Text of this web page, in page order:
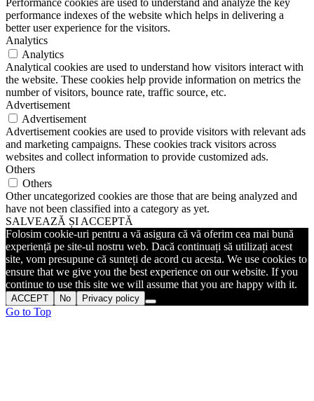
performance indexes of the website which helps in delivering a
better user experience for the visitors.
Analytics
Analytics
Analytical cookies are used to understand how visitors interact with
the website. These cookies help provide information on metrics the
number of visitors, bounce rate, traffic source, etc.
Advertisement
Advertisement
Advertisement cookies are used to provide visitors with relevant ads
and marketing campaigns. These cookies track visitors across
websites and collect information to provide customized ads.
Others
Others
Other uncategorized cookies are those that are being analyzed and
have not been classified into a category as yet.
SALVEAZĂ ȘI ACCEPTĂ
Folosim cookie-uri pentru a vă asigura că vă oferim cea mai bună
experiență pe site-ul nostru web. Dacă continuați să utilizați acest
site, vom presupune că sunteți de acord cu acesta. We use cookies to
ensure that we give you the best experience on our website. If you
continue to use this site we will assume that you are happy with it.
ACCEPT No Privacy policy
Go to Top